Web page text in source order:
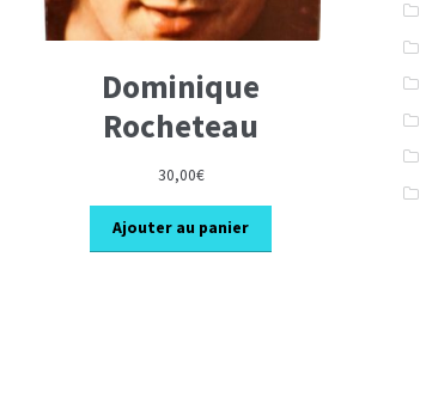
Dominique
Rocheteau
30,00€
Ajouter au panier